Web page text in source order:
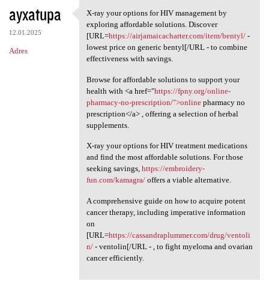
ayxatupa
12.01.2025
Adres
X-ray your options for HIV
X-ray your options for HIV management by
exploring affordable solutions. Discover
[URL=https://airjamaicacharter.com/item/bentyl/-
lowest price on generic bentyl[/URL - to combine
effectiveness with savings.
Browse for affordable solutions to support your
health with <a href="https://fpny.org/online-
pharmacy-no-prescription/">onlinepharmacy no
prescription</a> , offering a selection of herbal
supplements.
X-ray your options for HIV treatment medications
and find the most affordable solutions. For those
seeking savings, https://embroidery-
fun.com/kamagra/offers a viable alternative.
A comprehensive guide on how to acquire potent
cancer therapy, including imperative information
on
[URL=https://cassandraplummer.com/drug/ventoli
n/- ventolin[/URL - , to fight myeloma and ovarian
cancer efficiently.